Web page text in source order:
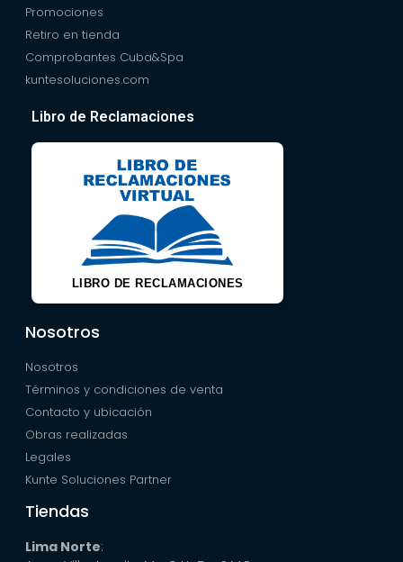
Promociones
Retiro en tienda
Comprobantes Cuba&Spa
kuntesoluciones.com
Libro de Reclamaciones
LIBRO DE RECLAMACIONES
Nosotros
Nosotros
Términos y condiciones de venta
Contacto y ubicación
Obras realizadas
Legales
Kunte Soluciones Partner
Tiendas
Lima Norte: